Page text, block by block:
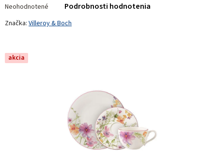
hodnotenie
produktu
z 5
hviezdičiek.
Neohodnotené Podrobnosti hodnotenia
Značka: Villeroy & Boch
akcia